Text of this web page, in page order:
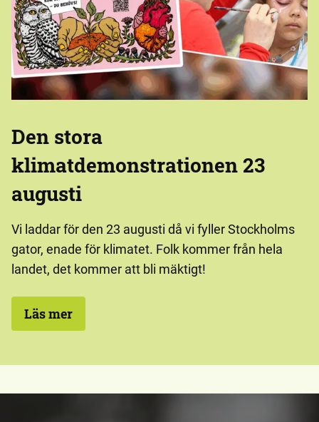
Den stora
klimatdemonstrationen 23
augusti
Vi laddar för den 23 augusti då vi fyller Stockholms
gator, enade för klimatet. Folk kommer från hela
landet, det kommer att bli mäktigt!
Läs mer